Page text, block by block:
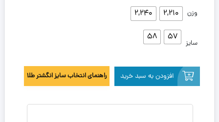
وزن 2,210
2,240
سایز
57
58
افزودن به سبد خرید راهنمای انتخاب سایز انگشتر طلا